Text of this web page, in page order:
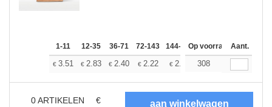
1-11 12-35 36-71 72-143 144-287 288 + Meer
Op voorraadAant.
€ 3.51 € 2.83 € 2.40 € 2.22 € 2.07 €2.02
308
0ARTIKELEN
€